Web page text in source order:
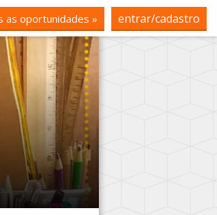
as oportunidades » entrar/cadastro